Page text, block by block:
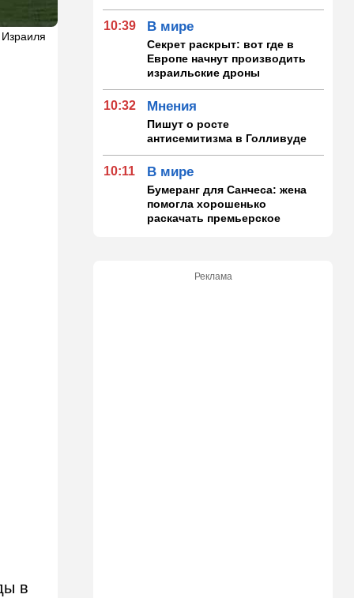
в
10:39 В мире
Секрет раскрыт: вот где в
Европе начнут производить
израильские дроны
10:32 Мнения
Пишут о росте
антисемитизма в Голливуде
10:11 В мире
Бумеранг для Санчеса: жена
помогла хорошенько
раскачать премьерское
Задолбало
Реклама